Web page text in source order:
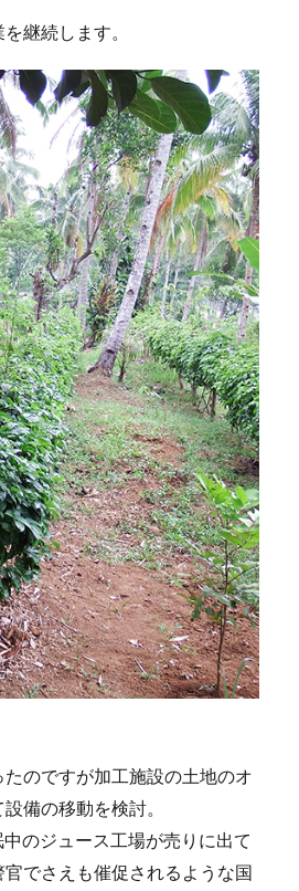
継続します。
のですが加工施設の土地のオ
備の移動を検討。
のジュース工場が売りに出て
でさえも催促されるような国